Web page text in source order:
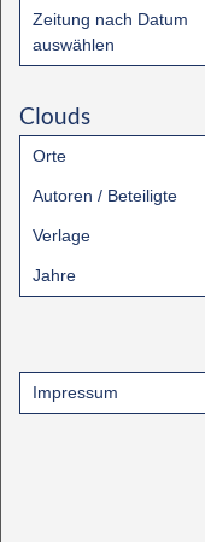
Zeitung nach Datum
auswählen
Clouds
Orte
Autoren / Beteiligte
Verlage
Jahre
Impressum